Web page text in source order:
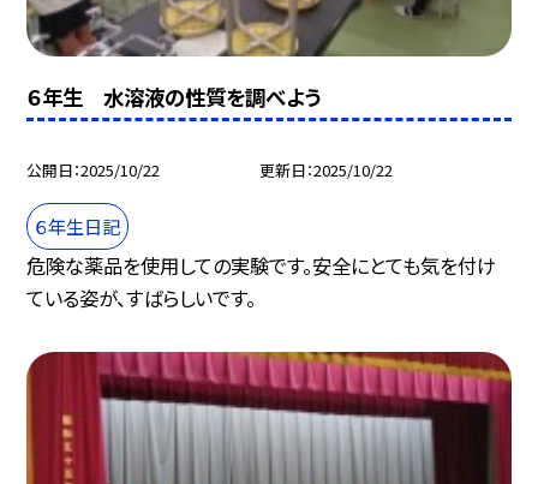
６年生 水溶液の性質を調べよう
公開日 2025/10/22 更新日 2025/10/22
６年生日記
危険な薬品を使用しての実験です。安全にとても気を付け
ている姿が、すばらしいです。